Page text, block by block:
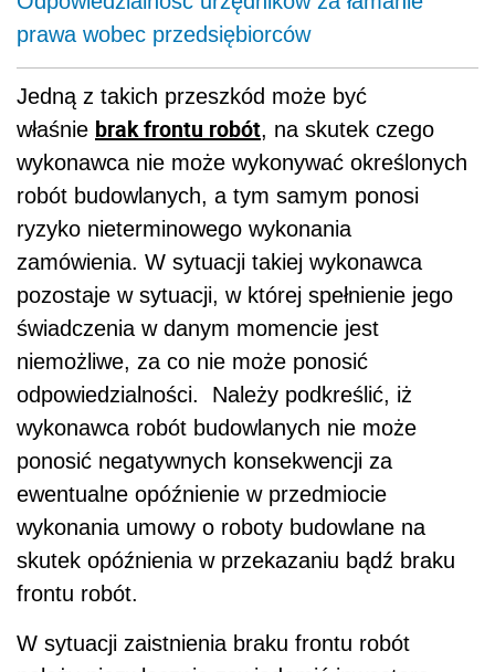
prawa wobec przedsiębiorców
Jedną z takich przeszkód może być
właśnie brak frontu robót, na skutek czego
wykonawca nie może wykonywać określonych
robót budowlanych, a tym samym ponosi
ryzyko nieterminowego wykonania
zamówienia. W sytuacji takiej wykonawca
pozostaje w sytuacji, w której spełnienie jego
świadczenia w danym momencie jest
niemożliwe, za co nie może ponosić
odpowiedzialności. Należy podkreślić, iż
wykonawca robót budowlanych nie może
ponosić negatywnych konsekwencji za
ewentualne opóźnienie w przedmiocie
wykonania umowy o roboty budowlane na
skutek opóźnienia w przekazaniu bądź braku
frontu robót.
W sytuacji zaistnienia braku frontu robót